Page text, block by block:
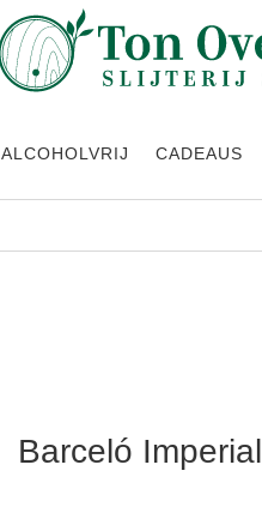
ALCOHOLVRIJ CADEAUS
Barceló Imperial